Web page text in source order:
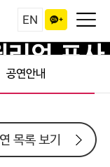
EN
엄 포사
공연안내
목록 보기